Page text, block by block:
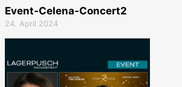
Event-Celena-Concert2
24. April 2024